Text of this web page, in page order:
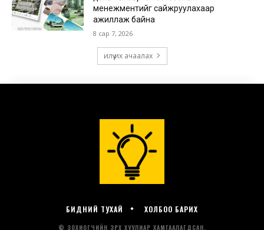
БИДНИЙ ТУХАЙ ХОЛБОО БАРИХ
© ЗОХИОГЧИЙН ЭРХ ХУУЛИАР ХАМГААЛАГДСАН.